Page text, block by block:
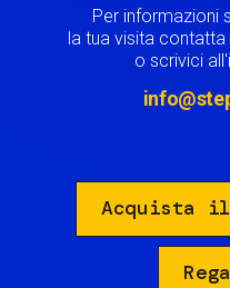
Per informazioni
la tua visita contatta
o scrivici
Acquista